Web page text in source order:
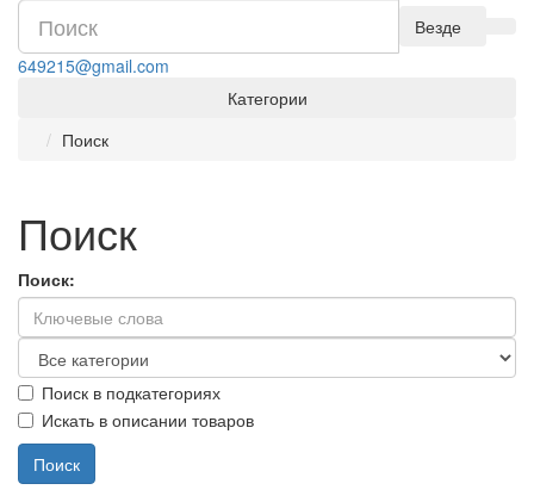
Везде
649215@gmail.com
Категории
Поиск
Поиск
Поиск:
Поиск в подкатегориях
Искать в описании товаров